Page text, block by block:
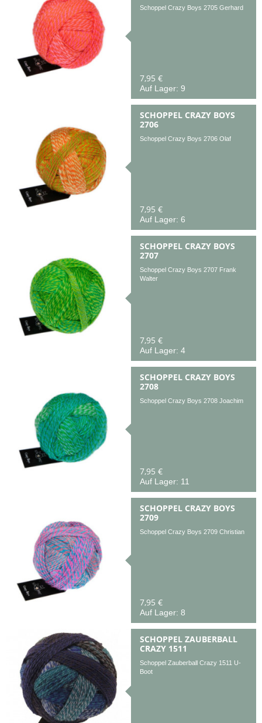
Schoppel Crazy Boys 2705 Gerhard
7,95 €
Auf Lager: 9
SCHOPPEL CRAZY BOYS
2706
Schoppel Crazy Boys 2706 Olaf
7,95 €
Auf Lager: 6
SCHOPPEL CRAZY BOYS
2707
Schoppel Crazy Boys 2707 Frank
Walter
7,95 €
Auf Lager: 4
SCHOPPEL CRAZY BOYS
2708
Schoppel Crazy Boys 2708 Joachim
7,95 €
Auf Lager: 11
SCHOPPEL CRAZY BOYS
2709
Schoppel Crazy Boys 2709 Christian
7,95 €
Auf Lager: 8
SCHOPPEL ZAUBERBALL
CRAZY 1511
Schoppel Zauberball Crazy 1511 U-
Boot